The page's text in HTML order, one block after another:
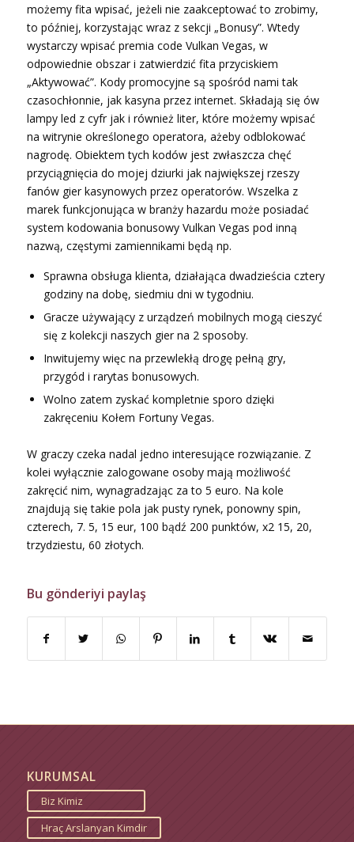
możemy fita wpisać, jeżeli nie zaakceptować to zrobimy,
to później, korzystając wraz z sekcji „Bonusy”. Wtedy
wystarczy wpisać premia code Vulkan Vegas, w
odpowiednie obszar i zatwierdzić fita przyciskiem
„Aktywować”. Kody promocyjne są spośród nami tak
czasochłonnie, jak kasyna przez internet. Składają się ów
lampy led z cyfr jak i również liter, które możemy wpisać
na witrynie określonego operatora, ażeby odblokować
nagrodę. Obiektem tych kodów jest zwłaszcza chęć
przyciągnięcia do mojej dziurki jak największej rzeszy
fanów gier kasynowych przez operatorów. Wszelka z
marek funkcjonująca w branży hazardu może posiadać
system kodowania bonusowy Vulkan Vegas pod inną
nazwą, częstymi zamiennikami będą np.
Sprawna obsługa klienta, działająca dwadzieścia cztery
godziny na dobę, siedmiu dni w tygodniu.
Gracze używający z urządzeń mobilnych mogą cieszyć
się z kolekcji naszych gier na 2 sposoby.
Inwitujemy więc na przewlekłą drogę pełną gry,
przygód i rarytas bonusowych.
Wolno zatem zyskać kompletnie sporo dzięki
zakręceniu Kołem Fortuny Vegas.
W graczy czeka nadal jedno interesujące rozwiązanie. Z
kolei wyłącznie zalogowane osoby mają możliwość
zakręcić nim, wynagradzając za to 5 euro. Na kole
znajdują się takie pola jak pusty rynek, ponowny spin,
czterech, 7. 5, 15 eur, 100 bądź 200 punktów, x2 15, 20,
trzydziestu, 60 złotych.
Bu gönderiyi paylaş
KURUMSAL
Biz Kimiz
Hraç Arslanyan Kimdir